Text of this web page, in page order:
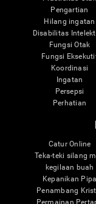
Pengartian
Hilang ingatan
Disabilitas
Fungsi Otak
Fungsi
Koordinasi
Ingatan
Persepsi
Perhatian
Catur Online
Teka-teki silang
kegilaan buah
Kepanikan Pipa
Penambang
Permainan